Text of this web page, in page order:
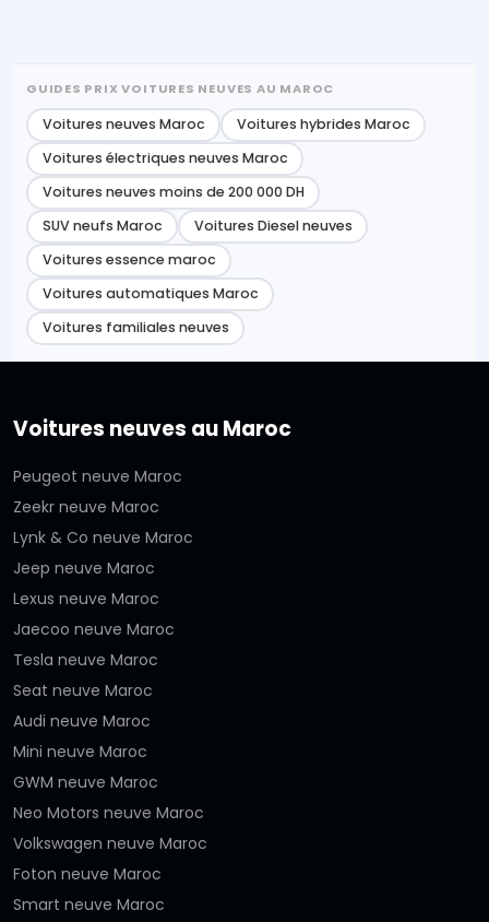
GUIDES PRIX VOITURES NEUVES AU MAROC
Voitures neuves Maroc
Voitures hybrides Maroc
Voitures électriques neuves Maroc
Voitures neuves moins de 200 000 DH
SUV neufs Maroc
Voitures Diesel neuves
Voitures essence maroc
Voitures automatiques Maroc
Voitures familiales neuves
Voitures neuves au Maroc
Peugeot neuve Maroc
Zeekr neuve Maroc
Lynk & Co neuve Maroc
Jeep neuve Maroc
Lexus neuve Maroc
Jaecoo neuve Maroc
Tesla neuve Maroc
Seat neuve Maroc
Audi neuve Maroc
Mini neuve Maroc
GWM neuve Maroc
Neo Motors neuve Maroc
Volkswagen neuve Maroc
Foton neuve Maroc
Smart neuve Maroc